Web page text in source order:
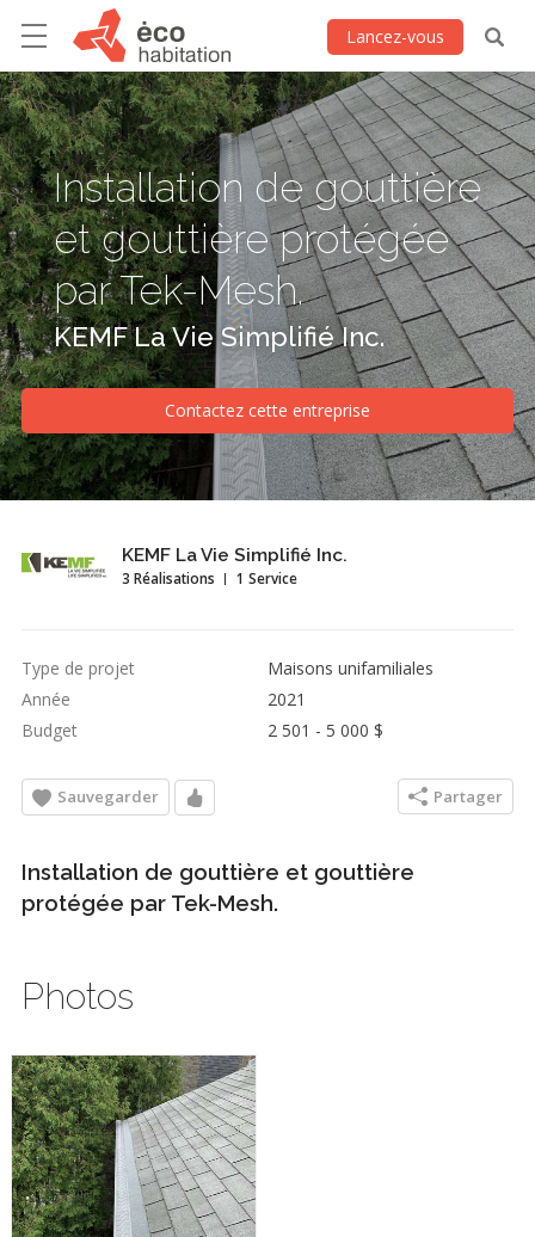
Lancez-vous
Installation de gouttière
et gouttière protégée
par Tek-Mesh.
KEMF La Vie Simplifié Inc.
Contactez cette entreprise
KEMF La Vie Simplifié Inc.
3 Réalisations 1 Service
Type de projet
Maisons unifamiliales
Année
2021
Budget
2 501 - 5 000 $
Sauvegarder Partager
Installation de gouttière et gouttière
protégée par Tek-Mesh.
Photos